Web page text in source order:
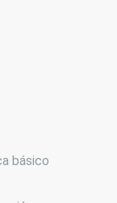
básico